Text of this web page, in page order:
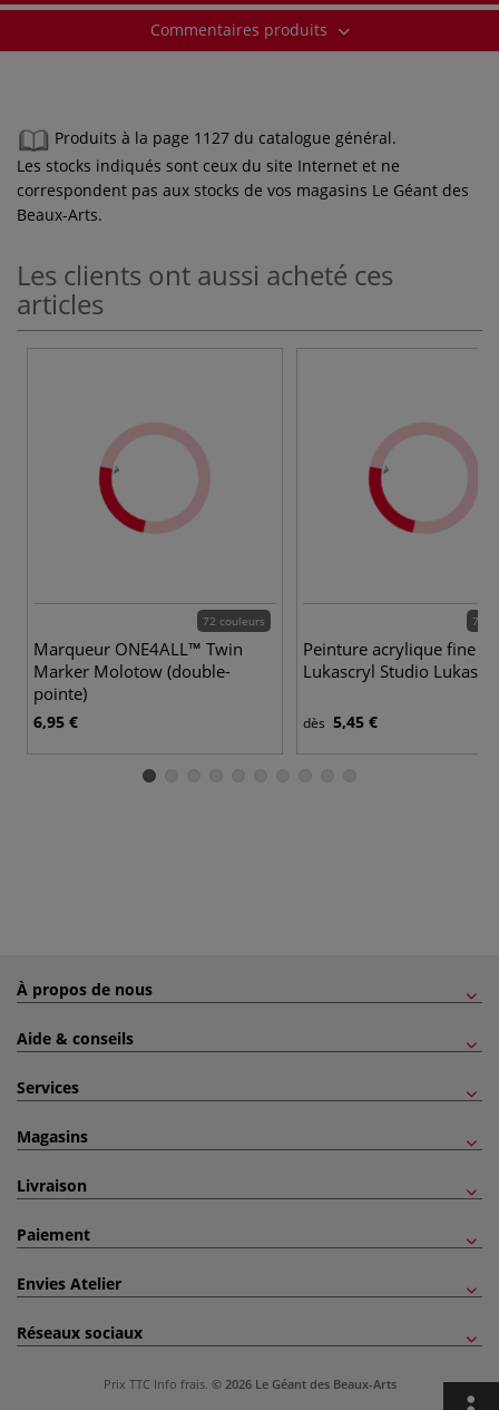
Commentaires produits
Produits à la page 1127 du catalogue général.
Les stocks indiqués sont ceux du site Internet et ne
correspondent pas aux stocks de vos magasins Le Géant des
Beaux-Arts.
Les clients ont aussi acheté ces
articles
72 couleurs
Marqueur ONE4ALL™ Twin
Marker Molotow (double-
pointe)
6,95 €
72
Peinture acrylique fine
Lukascryl Studio Lukas
dès 5,45 €
À propos de nous
Aide & conseils
Services
Magasins
Livraison
Paiement
Envies Atelier
Réseaux sociaux
Prix TTC Info frais. © 2026 Le Géant des Beaux-Arts